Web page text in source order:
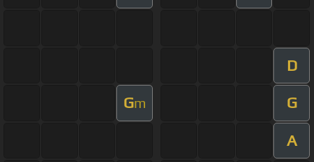
D
Gm G
A